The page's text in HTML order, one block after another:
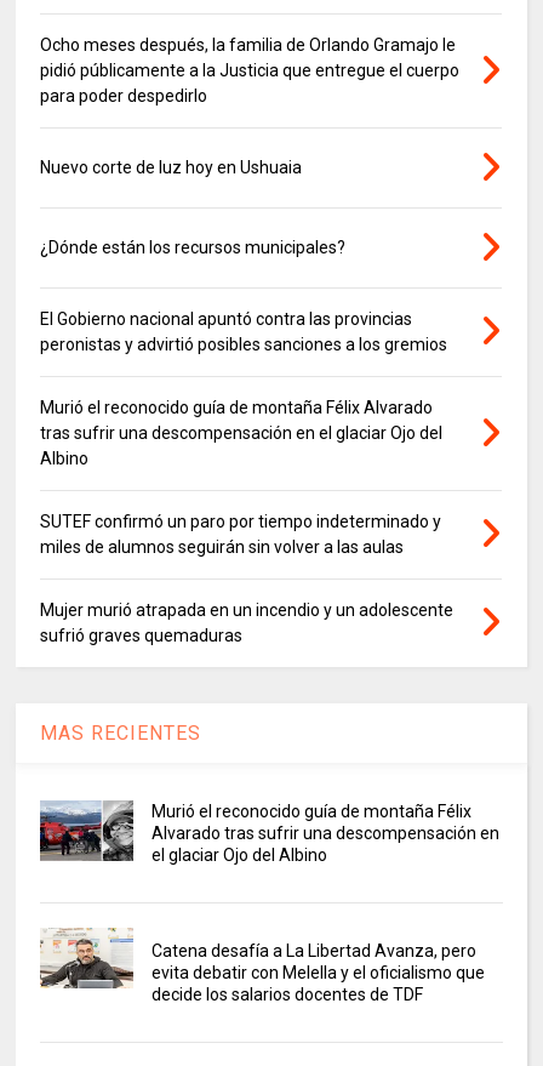
Ocho meses después, la familia de Orlando Gramajo le
pidió públicamente a la Justicia que entregue el cuerpo
para poder despedirlo
Nuevo corte de luz hoy en Ushuaia
¿Dónde están los recursos municipales?
El Gobierno nacional apuntó contra las provincias
peronistas y advirtió posibles sanciones a los gremios
Murió el reconocido guía de montaña Félix Alvarado
tras sufrir una descompensación en el glaciar Ojo del
Albino
SUTEF confirmó un paro por tiempo indeterminado y
miles de alumnos seguirán sin volver a las aulas
Mujer murió atrapada en un incendio y un adolescente
sufrió graves quemaduras
MAS RECIENTES
Murió el reconocido guía de montaña Félix
Alvarado tras sufrir una descompensación en
el glaciar Ojo del Albino
Catena desafía a La Libertad Avanza, pero
evita debatir con Melella y el oficialismo que
decide los salarios docentes de TDF